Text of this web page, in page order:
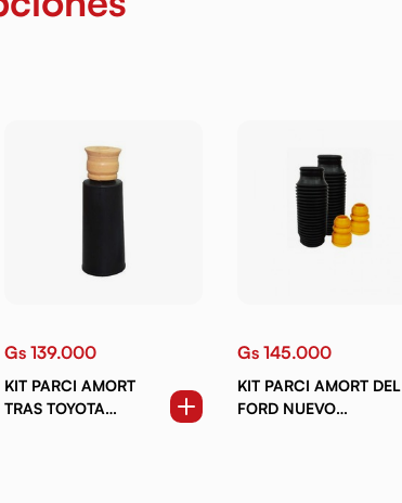
Gs 139.000
KIT PARCI AMORT
TRAS TOYOTA
Gs 145.000
KIT PARCI AMORT DEL
FORD NUEVO